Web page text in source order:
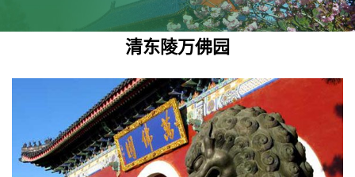
清东陵万佛园